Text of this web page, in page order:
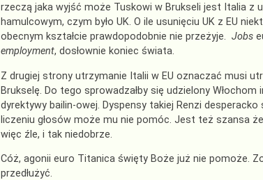
rzeczą jaka wyjść może Tuskowi w Brukseli jest Italia z
hamulcowym, czym było UK. O ile usunięciu UK z EU
obecnym kształcie prawdopodobnie nie przeżyje. Jobs
employment, dosłownie koniec świata.
Z drugiej strony utrzymanie Italii w EU oznaczać musi
Brukselę. Do tego sprowadzałby się udzielony
dyrektywy bailin-owej. Dyspensy takiej Renzi
liczeniu głosów może mu nie pomóc. Jest też szansa
więc źle, i tak niedobrze.
Cóż, agonii euro Titanica święty Boże już nie pomoże.
przedłużyć.